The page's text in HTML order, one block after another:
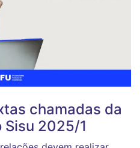
chamadas da
2025/1